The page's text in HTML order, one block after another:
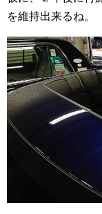
を維持出来るね。